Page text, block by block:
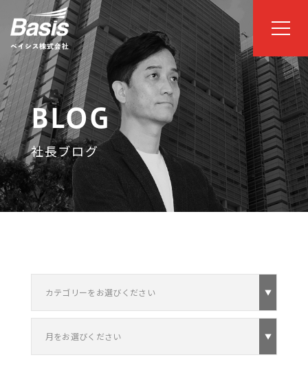
BLOG
社長ブログ
カテゴリーをお選びください
月をお選びください